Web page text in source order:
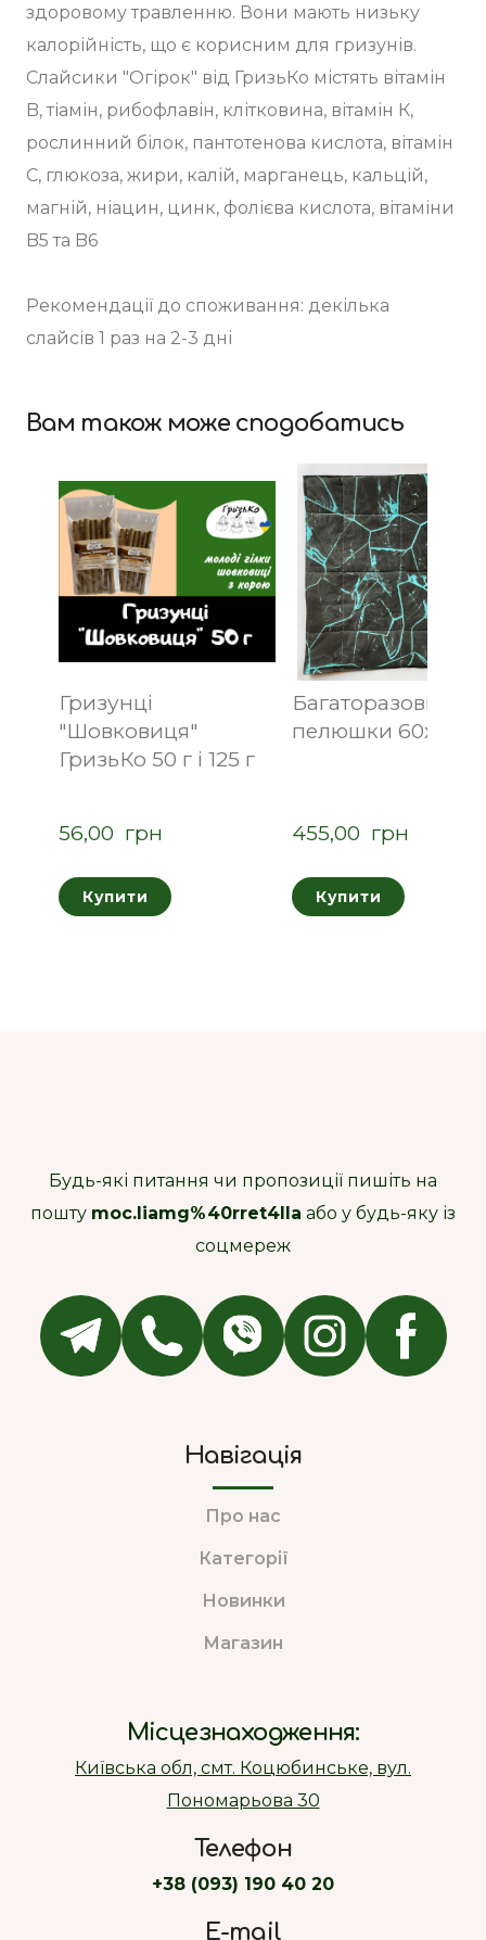
здоровому травленню. Вони мають низьку
калорійність, що є корисним для гризунів.
Слайсики "Огірок" від ГризьКо містять вітамін
B, тіамін, рибофлавін, клітковина, вітамін К,
рослинний білок, пантотенова кислота, вітамін
С, глюкоза, жири, калій, марганець, кальцій,
магній, ніацин, цинк, фолієва кислота, вітаміни
B5 та B6
Рекомендації до споживання: декілька
слайсів 1 раз на 2-3 дні
Вам також може сподобатись
Гризунці
"Шовковиця"
ГризьКо 50 г і 125 г
56,00  грн
Купити
Багаторазові
пелюшки 60х60
455,00  грн
Купити
Будь-які питання чи пропозиції пишіть на
пошту moc.liamg%40rret4lla або у будь-яку із
соцмереж
Навігація
Про нас
Категорії
Новинки
Магазин
Місцезнаходження:
Київська обл, смт. Коцюбинське, вул.
Пономарьова 30
Телефон
+38 (093) 190 40 20
E-mail